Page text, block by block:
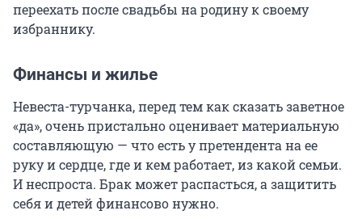
переехать после свадьбы на родину к своему
избраннику.
Финансы и жилье
Невеста-турчанка, перед тем как сказать заветное
«да», очень пристально оценивает материальную
составляющую — что есть у претендента на ее
руку и сердце, где и кем работает, из какой семьи.
И неспроста. Брак может распасться, а защитить
себя и детей финансово нужно.